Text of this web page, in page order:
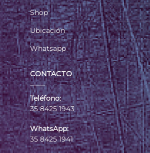
Shop
Ubicación
Whatsapp
CONTACTO
Teléfono:
35 8425 1943
WhatsApp:
35 8425 1941